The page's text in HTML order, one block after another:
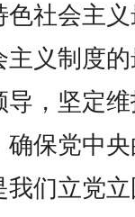
色社会主
主义制度
，坚定
确保党中
我们立党